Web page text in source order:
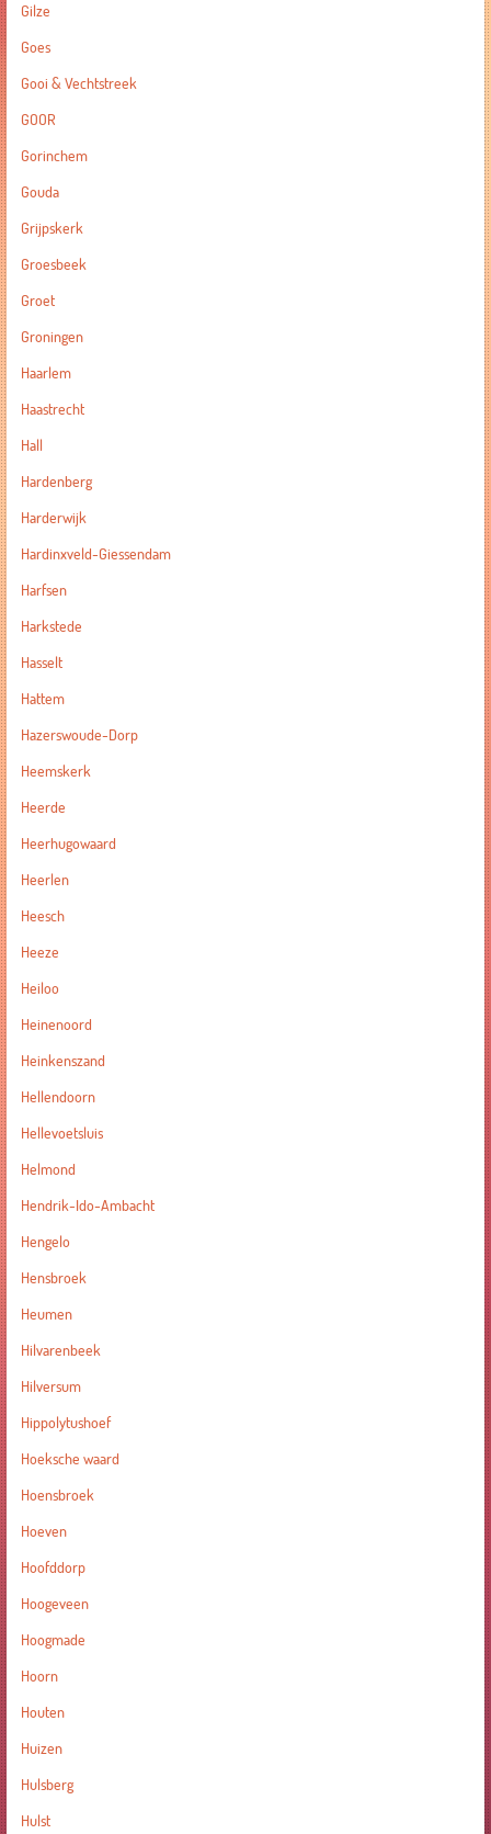
Gilze
Goes
Gooi & Vechtstreek
GOOR
Gorinchem
Gouda
Grijpskerk
Groesbeek
Groet
Groningen
Haarlem
Haastrecht
Hall
Hardenberg
Harderwijk
Hardinxveld-Giessendam
Harfsen
Harkstede
Hasselt
Hattem
Hazerswoude-Dorp
Heemskerk
Heerde
Heerhugowaard
Heerlen
Heesch
Heeze
Heiloo
Heinenoord
Heinkenszand
Hellendoorn
Hellevoetsluis
Helmond
Hendrik-Ido-Ambacht
Hengelo
Hensbroek
Heumen
Hilvarenbeek
Hilversum
Hippolytushoef
Hoeksche waard
Hoensbroek
Hoeven
Hoofddorp
Hoogeveen
Hoogmade
Hoorn
Houten
Huizen
Hulsberg
Hulst